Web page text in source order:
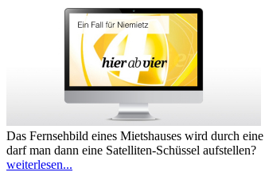
Das Fernsehbild eines Mietshauses wird durch
darf man dann eine Satelliten-Schüssel aufstellen?
weiterlesen...